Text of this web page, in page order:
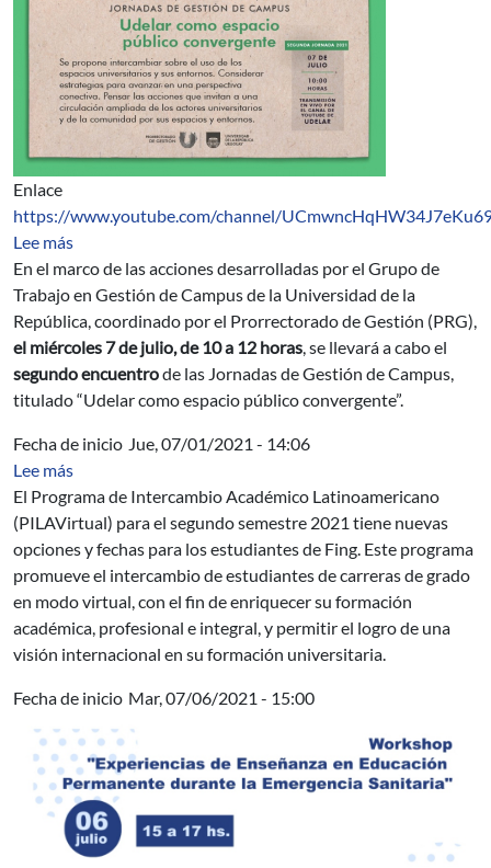
Enlace
https://www.youtube.com/channel/
Lee mássobre Jornadas de Gestión de Campus: Udelar como
En el marco de las acciones desarrolladas por el Grupo de
Trabajo en Gestión de Campus de la Universidad de la
República, coordinado por el Prorrectorado de Gestión (PRG),
el miércoles 7 de julio, de 10 a 12 horas, se llevará a cabo el
segundo encuentrode las Jornadas de Gestión de Campus,
titulado “Udelar como espacio público convergente”.
Fecha de inicio Jue, 07/01/2021 - 14:06
Lee mássobre Nuevas opciones para el Programa de
El Programa de Intercambio Académico Latinoamericano
(PILAVirtual) para el segundo semestre 2021 tiene nuevas
opciones y fechas para los estudiantes de Fing. Este programa
promueve el intercambio de estudiantes de carreras de grado
en modo virtual, con el fin de enriquecer su formación
académica, profesional e integral, y permitir el logro de una
visión internacional en su formación universitaria.
Fecha de inicio Mar, 07/06/2021 - 15:00